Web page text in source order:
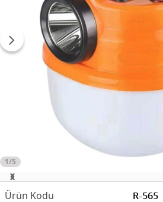
1/5
R-565